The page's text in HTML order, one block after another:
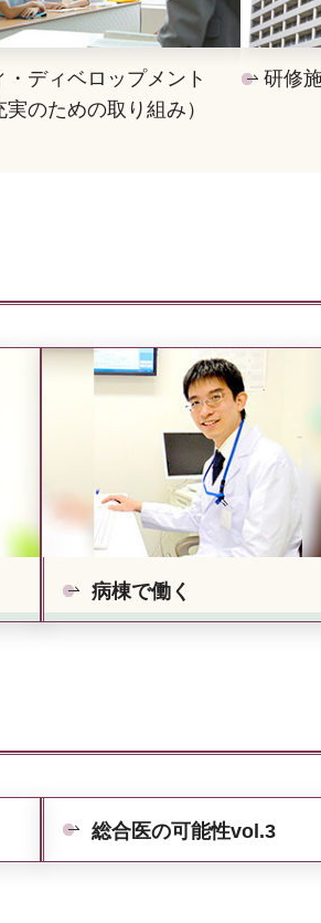
・ディベロップメント
実のための取り組み）
研修
病棟で働く
総合医の可能性vol.3